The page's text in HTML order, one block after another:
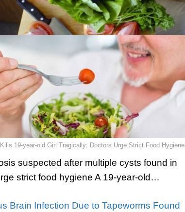
19-year-old Girl Tragically; Doctors Urge Strict Food Hygiene
suspected after multiple cysts found in
strict food hygiene A 19-year-old…
Brain Infection Due to Tapeworms Found